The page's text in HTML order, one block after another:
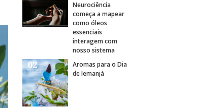
Neurociência
começa a mapear
como óleos
essenciais
interagem com
nosso sistema
Aromas para o Dia
de Iemanjá